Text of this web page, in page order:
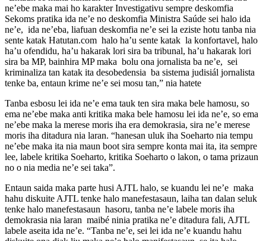
ne’ebe maka mai ho karakter Investigativu sempre deskomfia
Sekoms pratika ida ne’e no deskomfia Ministra Saúde sei halo ida
ne’e, ida ne’eba, liafuan deskomfia ne’e sei la eziste hotu tanba nia
sente katak Hatutan.com halo ha’u sente katak la konfortavel, halo
ha’u ofendidu, ha’u hakarak lori sira ba tribunal, ha’u hakarak lori
sira ba MP, bainhira MP maka bolu ona jornalista ba ne’e, sei
kriminaliza tan katak ita desobedensia ba sistema judisiál jornalista
tenke ba, entaun krime ne’e sei mosu tan,” nia hatete
Tanba esbosu lei ida ne’e ema tauk ten sira maka bele hamosu, so
ema ne’ebe maka anti kritika maka bele hamosu lei ida ne’e, so ema
ne’ebe maka la merese moris iha era demokrasia, sira ne’e merese
moris iha ditadura nia laran. “hanesan uluk iha Soeharto nia tempu
ne’ebe maka ita nia maun boot sira sempre konta mai ita, ita sempre
lee, labele kritika Soeharto, kritika Soeharto o lakon, o tama prizaun
no o nia media ne’e sei taka”.
Entaun saida maka parte husi AJTL halo, se kuandu lei ne’e maka
hahu diskuite AJTL tenke halo manefestasaun, laiha tan dalan seluk
tenke halo manefestasaun hasoru, tanba ne’e labele moris iha
demokrasia nia laran maibé ninia pratika ne’e ditadura fali, AJTL
labele aseita ida ne’e. “Tanba ne’e, sei lei ida ne’e kuandu hahu